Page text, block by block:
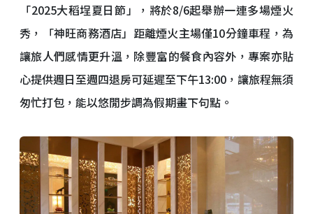
「2025大稻埕夏日節」，將於8/6起舉辦一連多場煙火
秀，「神旺商務酒店」距離煙火主場僅10分鐘車程，為
讓旅人們感情更升溫，除豐富的餐食內容外，專案亦貼
心提供週日至週四退房可延遲至下午13:00，讓旅程無須
匆忙打包，能以悠閒步調為假期畫下句點。